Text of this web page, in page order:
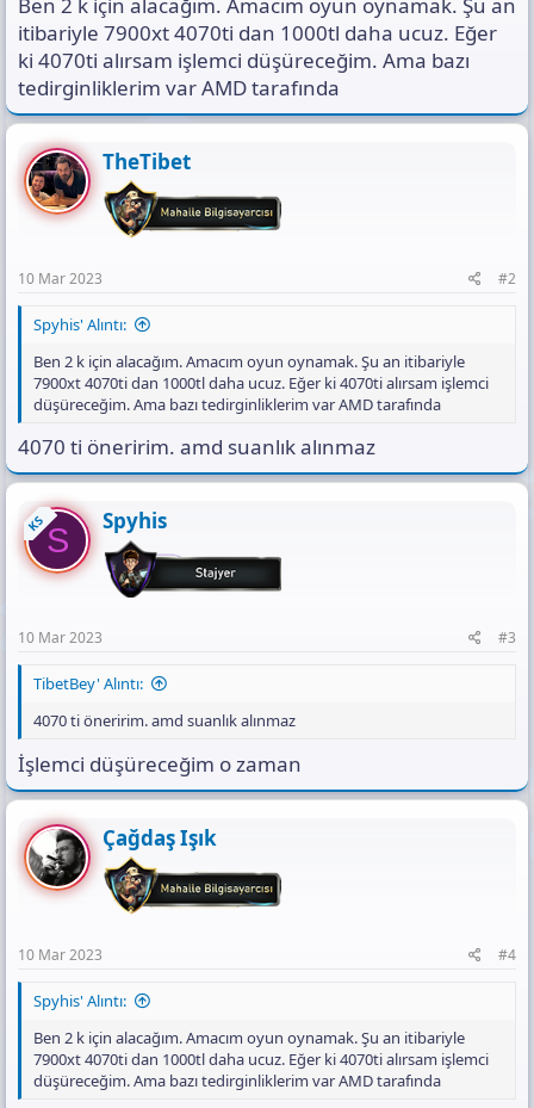
s
ı
n
ı
K
o
l
a
itibariyle 7900xt 4070ti dan 1000tl daha ucuz. Eğer
ki 4070ti alırsam işlemci düşüreceğim. Ama bazı
tedirginliklerim var AMD tarafında
TheTibet
10 Mar 2023 #2
Spyhis' Alıntı:
Ben 2 k için alacağım. Amacım oyun oynamak. Şu an itibariyle
7900xt 4070ti dan 1000tl daha ucuz. Eğer ki 4070ti alırsam işlemci
düşüreceğim. Ama bazı tedirginliklerim var AMD tarafında
4070 ti öneririm. amd suanlık alınmaz
KSS Spyhis
10 Mar 2023 #3
TibetBey' Alıntı:
4070 ti öneririm. amd suanlık alınmaz
İşlemci düşüreceğim o zaman
Çağdaş Işık
10 Mar 2023 #4
Spyhis' Alıntı:
Ben 2 k için alacağım. Amacım oyun oynamak. Şu an itibariyle
7900xt 4070ti dan 1000tl daha ucuz. Eğer ki 4070ti alırsam işlemci
düşüreceğim. Ama bazı tedirginliklerim var AMD tarafında